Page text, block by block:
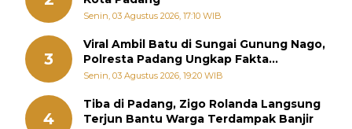
Senin, 03 Agustus 2026, 17:10 WIB
3
Viral Ambil Batu di Sungai Gunung Nago,
Polresta Padang Ungkap Fakta
Sebenarnya
Senin, 03 Agustus 2026, 19:20 WIB
4
Tiba di Padang, Zigo Rolanda Langsung
Terjun Bantu Warga Terdampak Banjir